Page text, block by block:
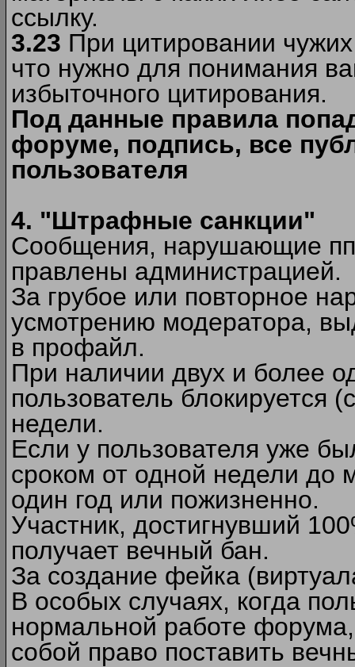
ссылку.
3.23 При цитировании
что нужно для понимания
избыточного цитирования.
Под данные правила
форуме, подпись, все
пользователя
4. "Штрафные санкции"
Сообщения, нарушающие
правлены администрацией.
За грубое или повторное
усмотрению модератора,
в профайл.
При наличии двух и более
пользователь блокируется
недели.
Если у пользователя уже
сроком от одной недели до
один год или пожизненно.
Участник, достигнувший
получает вечный бан.
За создание фейка
В особых случаях, когда
нормальной работе
собой право поставить